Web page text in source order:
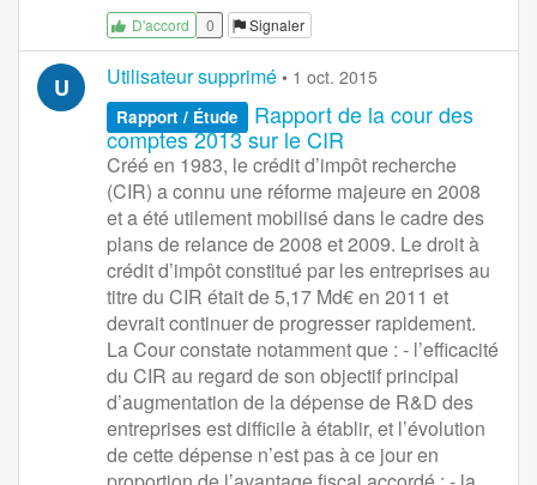
D'accord 0 Signaler
U Utilisateur supprimé • 1 oct. 2015
Rapport / Étude
Rapport de la cour des
comptes 2013 sur le CIR
Créé en 1983, le crédit d’impôt recherche
(CIR) a connu une réforme majeure en 2008
et a été utilement mobilisé dans le cadre des
plans de relance de 2008 et 2009. Le droit à
crédit d’impôt constitué par les entreprises au
titre du CIR était de 5,17 Md€ en 2011 et
devrait continuer de progresser rapidement.
La Cour constate notamment que : - l’efficacité
du CIR au regard de son objectif principal
d’augmentation de la dépense de R&D des
entreprises est difficile à établir, et l’évolution
de cette dépense n’est pas à ce jour en